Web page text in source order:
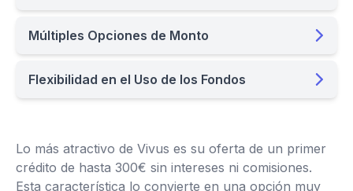
Múltiples Opciones de Monto
Flexibilidad en el Uso de los Fondos
Lo más atractivo de Vivus es su oferta de un primer
crédito de hasta 300€ sin intereses ni comisiones.
Esta característica lo convierte en una opción muy